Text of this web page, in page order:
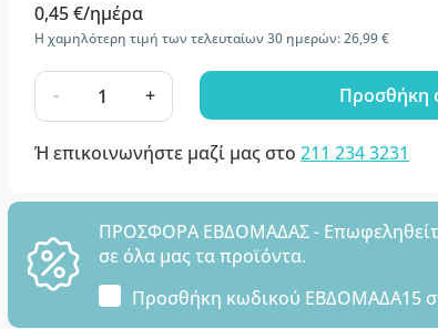
0,45 €/ημέρα
Η χαμηλότερη τιμή των τελευταίων 30 ημερών: 26,99 €
- + Προσθήκη
Ή επικοινωνήστε μαζί μας στο 211 234 3231
ΠΡΟΣΦΟΡΑ ΕΒΔΟΜΑΔΑΣ -
σε όλα μας τα προϊόντα.
Προσθήκη κωδικού ΕΒΔΟΜΑΔΑ15